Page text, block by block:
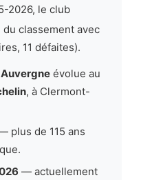
2026, le club
classement avec
11 défaites).
évolue au
, à Clermont-
plus de 115 ans
— actuellement